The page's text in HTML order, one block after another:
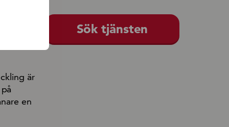
Sök tjänsten
är
en